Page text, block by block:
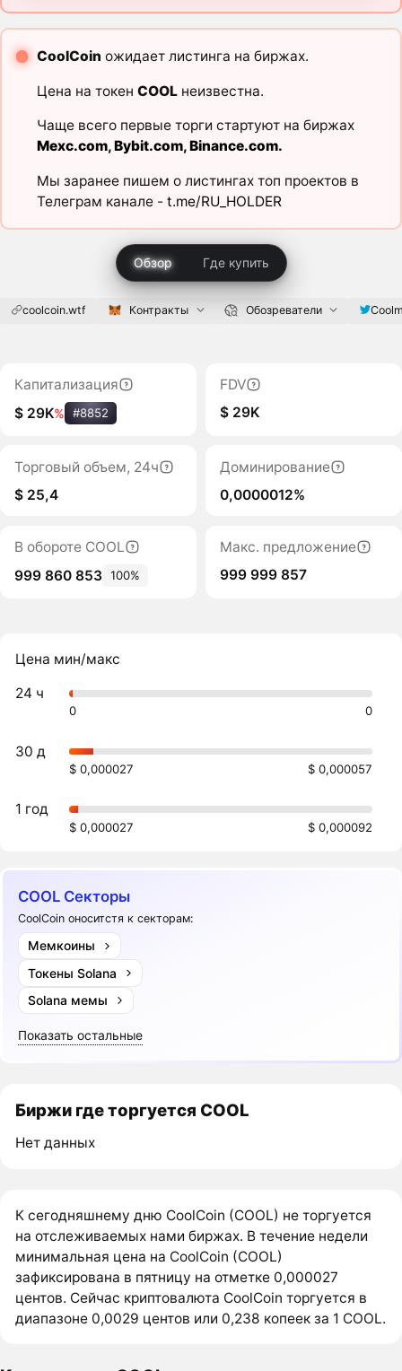
CoolCoin ожидает листинга на биржах.
Цена на токен COOLнеизвестна.
Чаще всего первые торги стартуют на биржах
Mexc.com,Bybit.com,Binance.com.
Мы заранее пишем о листингах топ проектов в
Телеграм канале - t.me/RU_HOLDER
Обзор Где купить
coolcoin.wtf Контракты Обозреватели
Капитализация
$ 29K% #8852
FDV
$ 29K
Торговый объем, 24ч
$ 25,4
Доминирование
0,0000012%
В обороте COOL
999 860 853 100%
Макс. предложение
999 999 857
Цена мин/макс
24 ч
0 0
30 д
$ 0,000027 $ 0,000057
1 год
$ 0,000027 $ 0,000092
COOL Секторы
CoolCoin оноситстя к секторам:
Мемкоины
Токены Solana
Solana мемы
Показать остальные
Биржи где торгуется COOL
Нет данных
К сегодняшнему дню CoolCoin (COOL) не торгуется
на отслеживаемых нами биржах. В течение недели
минимальная цена на CoolCoin (COOL)
зафиксирована в пятницу на отметке 0,000027
центов. Сейчас криптовалюта CoolCoin торгуется в
диапазоне 0,0029 центов или 0,238 копеек за 1 COOL.